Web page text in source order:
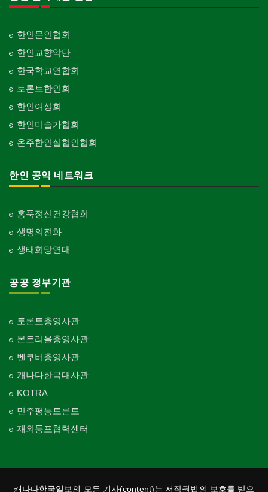
한인문인협회
한인교향악단
한국학교연합회
토론토한인회
한인여성회
한인미술가협회
온주한인실협인협회
한인 공익 네트워크
홍푹정신건강협회
생명의전화
생태희망연대
공공 정부기관
토론토총영사관
몬트리올총영사관
벤쿠버총영사관
캐나다한국대사관
KOTRA
민주평통토론토
재외통포협력센터
캐나다한국일보의 모든 기사(content)는 저작권법의 보호를 받으